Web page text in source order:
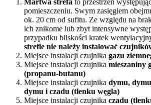
pomieszczeniu. Swym zasięgiem
ok. 20 cm od sufitu. Ze względu na
ich znikome lub zbyt intensywne
przypadku bliskości kratek
strefie nie należy instalować
Miejsce instalacji czujnika gazu
Miejsce instalacji czujnika mieszaniny
(propanu-butanu)
Miejsce instalacji czujnika dymu,
dymu i czadu (tlenku węgla)
Miejsce instalacji czujnika czadu